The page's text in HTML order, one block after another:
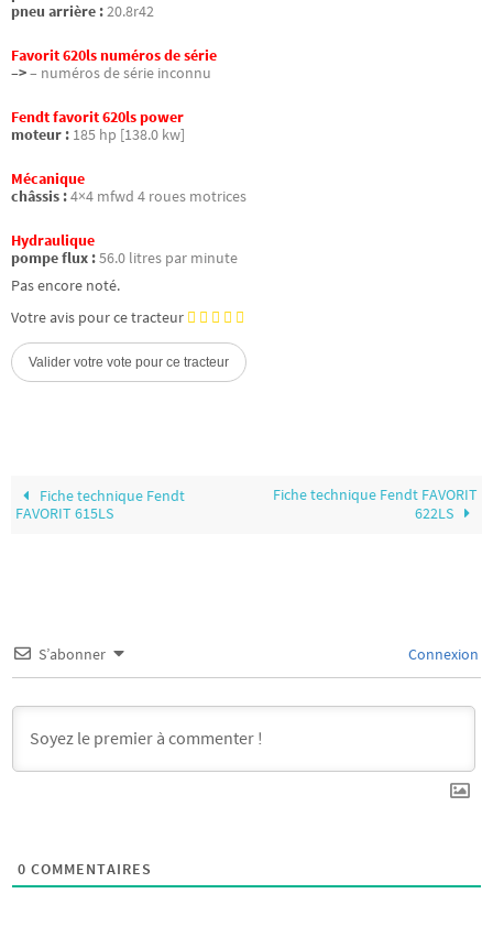
pneu arrière :20.8r42
Favorit 620ls numéros de série
–>– numéros de série inconnu
Fendt favorit 620ls power
moteur : 185 hp [138.0 kw]
Mécanique
châssis :4×4 mfwd 4 roues motrices
Hydraulique
pompe flux :56.0 litres par minute
Pas encore noté.
Votre avis pour ce tracteur
Fiche technique Fendt
FAVORIT 615LS
Fiche technique Fendt FAVORIT
622LS
S’abonner Connexion
0 COMMENTAIRES